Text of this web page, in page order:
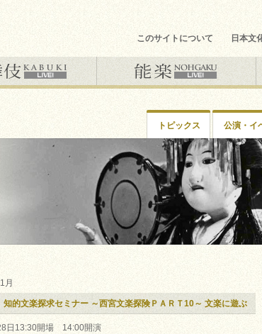
このサイトについて 日本文
トピックス 公演・イ
月
知的文楽探求セミナー ～西宮文楽探険ＰＡＲＴ10～ 文楽に遊ぶ
日13:30開場 14:00開演